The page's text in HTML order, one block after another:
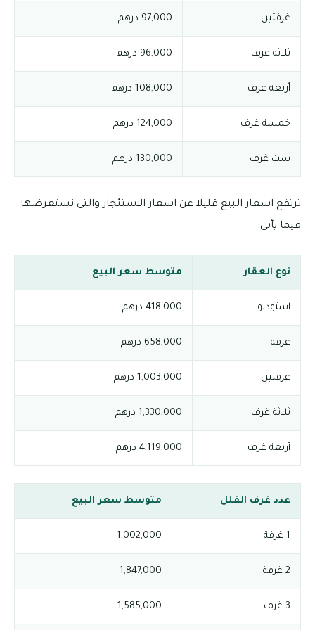
غرفتين 97,000 درهم
ثلاثة غرف 96,000 درهم
أربعة غرف 108,000 درهم
خمسة غرف 124,000 درهم
ست غرف 130,000 درهم
ترتفع اسعار البيع قليلا عن اسعار الاستئجار والتى نستعرضها
فيما يأتى:
نوع العقار متوسط سعر البيع
استوديو 418,000 درهم
غرفة 658,000 درهم
غرفتين 1,003,000 درهم
ثلاثة غرف 1,330,000 درهم
أربعة غرف 4,119,000 درهم
عدد غرف الفلل متوسط سعر البيع
1 غرفة 1,002,000
2 غرفة 1,847,000
3 غرف 1,585,000